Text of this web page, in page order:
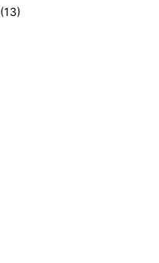
(13)